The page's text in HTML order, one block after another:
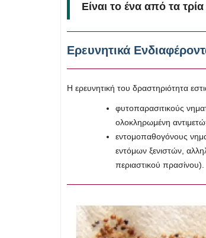
Είναι το ένα από τα
Ερευνητικά
Η ερευνητική του δραστηριότητα
φυτοπαρασιτικούς
ολοκληρωμένη
εντομοπαθογόνους
εντόμων ξενιστών,
περιαστικού πρασίνου).